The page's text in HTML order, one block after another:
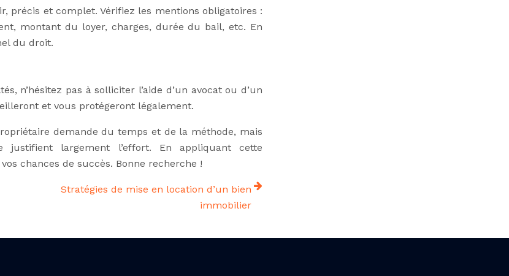
précis et complet. Vérifiez les mentions obligatoires :
montant du loyer, charges, durée du bail, etc. En
du droit.
n’hésitez pas à solliciter l’aide d’un avocat ou d’un
et vous protégeront légalement.
demande du temps et de la méthode, mais
justifient largement l’effort. En appliquant cette
chances de succès. Bonne recherche !
Stratégies de mise en location d’un bien
immobilier